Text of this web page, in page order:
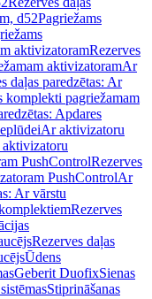
d52Pagriežams
aktivizatoramRezerves
aktivizatoramAr
daļas paredzētas: Ar
komplekti pagriežamam
Apdares
Ar aktivizatoru
aktivizatoru
PushControlRezerves
PushControlAr
Ar vārstu
Rezerves
Rezerves daļas
Ūdens
Geberit DuofixSienas
Stiprināšanas